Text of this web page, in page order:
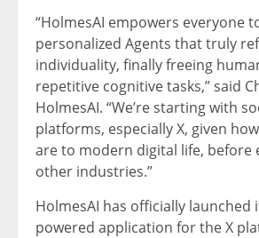
“HolmesAI empowers everyone
personalized Agents that truly
individuality, finally freeing
repetitive cognitive tasks,” said
HolmesAI. “We’re starting with
platforms, especially X, given
are to modern digital life, before
other industries.”
HolmesAI has officially launched
powered application for the X